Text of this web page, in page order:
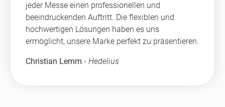
jeder Messe einen professionellen und
beeindruckenden Auftritt. Die flexiblen und
hochwertigen Lösungen haben es uns
ermöglicht, unsere Marke perfekt zu präsentieren.
Christian Lemm - Hedelius